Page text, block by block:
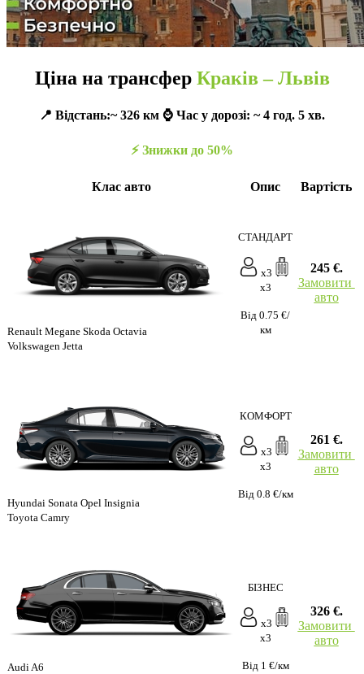
Ціна на трансфер Краків – Львів
📍 Відстань:~ 326 км ⌚️ Час у дорозі: ~ 4 год. 5 хв.
⚡️ Знижки до 50%
Клас авто Опис Вартість
Renault Megane Skoda Octavia
Volkswagen Jetta
СТАНДАРТ
x3
x3
Від 0.75 €/
км
245 €.
Замовити
авто
Hyundai Sonata Opel Insignia
Toyota Camry
КОМФОРТ
x3
x3
Від 0.8 €/км
261 €.
Замовити
авто
Audi A6
БІЗНЕС
x3
x3
Від 1 €/км
326 €.
Замовити
авто